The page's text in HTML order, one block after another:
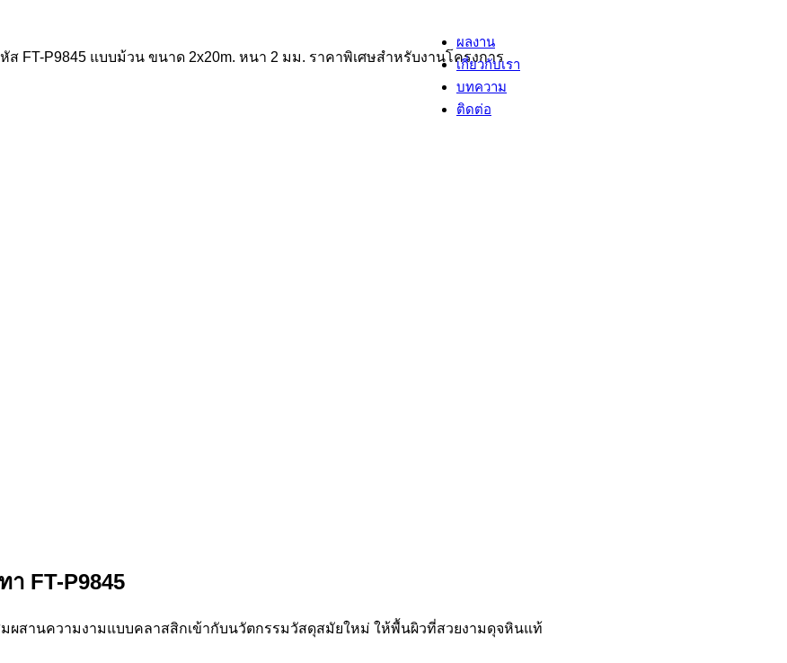
ผลงาน
เกี่ยวกับเรา
บทความ
ติดต่อ
FT-P9845 แบบม้วน ขนาด 2x20m. หนา 2 มม. ราคาพิเศษสำหรับงานโครงการ
FT-P9845
ผสานความงามแบบคลาสสิกเข้ากับนวัตกรรมวัสดุสมัยใหม่ ให้พื้นผิวที่สวยงามดุจหินแท้